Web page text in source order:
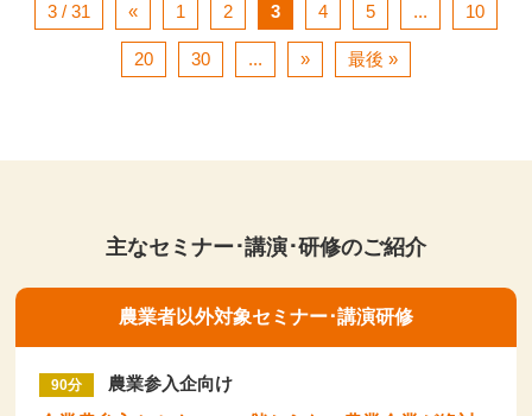
3 / 31 « 1 2 3 4 5 ... 10
20 30 ... » 最後 »
主なセミナー･講演･研修のご紹介
農業者以外対象セミナー･講演研修
90分
農業参入企向け